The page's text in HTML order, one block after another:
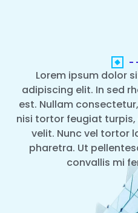
Lorem ipsum dolor
adipiscing elit. In sed
est. Nullam
nisi tortor feugiat
velit. Nunc vel tortor
pharetra. Ut
convallis mi